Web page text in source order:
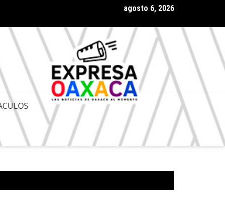
DE DESAPARICIÓN DE PODERES EN OAXACA ES
agosto 6, 2026